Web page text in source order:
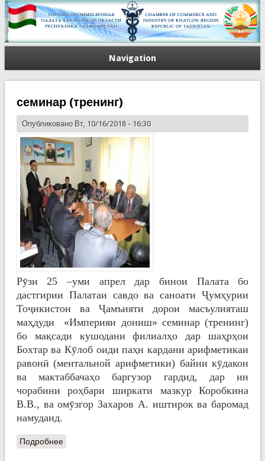
Navigation
семинар (тренинг)
Опубликовано Вт, 10/16/2018 - 16:30
Рӯзи 25 –уми апрел дар бинои Палата бо
дастгирии Палатаи савдо ва саноати Ҷумҳурии
Тоҷикистон ва Ҷамъияти дорои масъулияташ
маҳдуди «Империяи дониш» семинар (тренинг)
бо мақсади кушодани филиалҳо дар шаҳрҳои
Бохтар ва Кӯлоб оиди паҳн кардани арифметикаи
равонӣ (ментальной арифметики) байни кӯдакон
ва мактаббачаҳо баргузор гардид, дар ин
чорабини роҳбари ширкати мазкур Коробкина
В.В., ва омӯзгор Захаров А. иштирок ва баромад
намуданд.
Подробнее